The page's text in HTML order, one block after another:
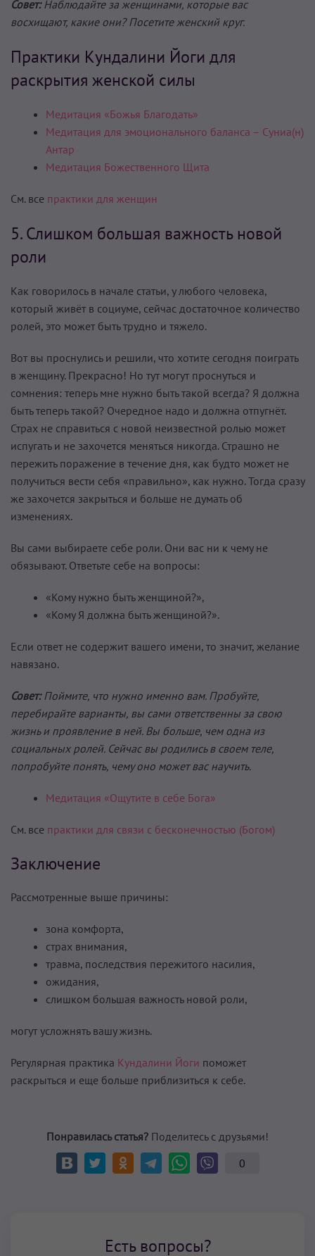
Совет:Наблюдайте за женщинами, которые вас
восхищают, какие они? Посетите женский круг.
Практики Кундалини Йоги для
раскрытия женской силы
Медитация «Божья Благодать»
Медитация для эмоционального баланса – Суниа(н)
Антар
Медитация Божественного Щита
См. все практики для женщин
5. Слишком большая важность новой
роли
Как говорилось в начале статьи, у любого человека,
который живёт в социуме, сейчас достаточное количество
ролей, это может быть трудно и тяжело.
Вот вы проснулись и решили, что хотите сегодня поиграть
в женщину. Прекрасно! Но тут могут проснуться и
сомнения: теперь мне нужно быть такой всегда? Я должна
быть теперь такой? Очередное надо и должна отпугнёт.
Страх не справиться с новой неизвестной ролью может
испугать и не захочется меняться никогда. Страшно не
пережить поражение в течение дня, как будто может не
получиться вести себя «правильно», как нужно. Тогда сразу
же захочется закрыться и больше не думать об
изменениях.
Вы сами выбираете себе роли. Они вас ни к чему не
обязывают. Ответьте себе на вопросы:
«Кому нужно быть женщиной?»,
«Кому Я должна быть женщиной?».
Если ответ не содержит вашего имени, то значит, желание
навязано.
Совет:Поймите, что нужно именно вам. Пробуйте,
перебирайте варианты, вы сами ответственны за свою
жизнь и проявление в ней. Вы больше, чем одна из
социальных ролей. Сейчас вы родились в своем теле,
попробуйте понять, чему оно может вас научить.
Медитация «Ощутите в себе Бога»
См. все практики для связи с бесконечностью (Богом)
Заключение
Рассмотренные выше причины:
зона комфорта,
страх внимания,
травма, последствия пережитого насилия,
ожидания,
слишком большая важность новой роли,
могут усложнять вашу жизнь.
Регулярная практика Кундалини Йоги поможет
раскрыться и еще больше приблизиться к себе.
Понравилась статья? Поделитесь с друзьями!
0
Есть вопросы?